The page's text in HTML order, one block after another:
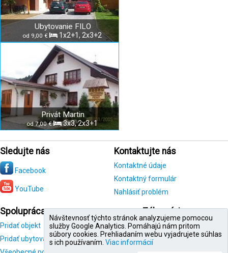
Ubytovanie FILO
od 9,00 € 1x2+1, 2x3+2
Privát Martin
od 7,00 € 3x3, 2x3+1
Sledujte nás
Facebook
YouTube
Kontaktujte nás
Kontaktné údaje
Kontaktný formulár
Nahlásiť problém
Spolupráca
Pridať objekt
Pridať ubytovanie
Zákazníci
Registrácia
zákazníka
Návštevnosť týchto stránok analyzujeme pomocou
služby Google Analytics. Pomáhajú nám pritom
súbory cookies. Prehliadaním webu vyjadrujete súhlas
s ich používaním. Viac informácií